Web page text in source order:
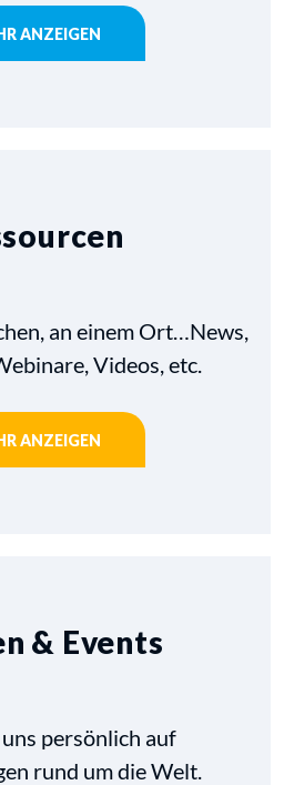
ANZEIGEN
an einem Ort…News,
Videos, etc.
ANZEIGEN
& Events
persönlich auf
rund um die Welt.